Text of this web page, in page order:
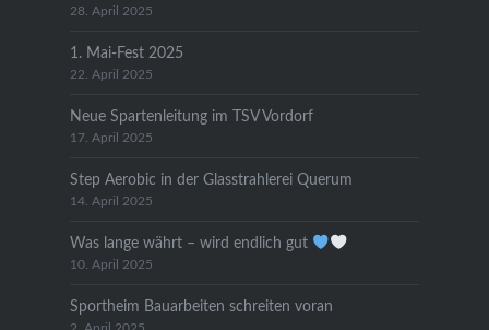
28. April 2025
1. Mai-Fest 2025
22. April 2025
Neue Spartenleitung im TSV Vordorf
17. April 2025
Step Aerobic in der Glasstrahlerei Querum
14. April 2025
Was lange währt – wird endlich gut
10. April 2025
Sportheim Bauarbeiten schreiten voran